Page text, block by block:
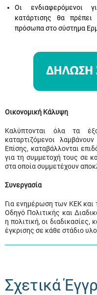
Οι ενδιαφερόμενοι
κατάρτισης θα
πρόσωπα στο σύστημα
Οικονομική Κάλυψη
Καλύπτονται όλα τα
καταρτιζόμενοι
Επίσης, καταβάλλονται
για τη συμμετοχή τους σε
στα οποία συμμετέχουν
Συνεργασία
Για ενημέρωση των ΚΕΚ και
Οδηγό Πολιτικής και
η πολιτική, οι
έγκρισης σε κάθε στάδιο
Σχετικά